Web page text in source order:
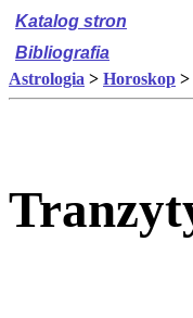
Katalog stron
Bibliografia
Astrologia > Horoskop >